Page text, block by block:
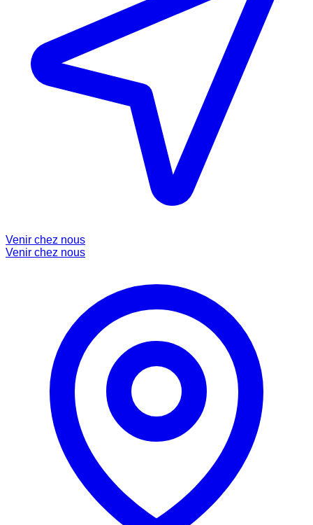
Venir chez nous
Venir chez nous